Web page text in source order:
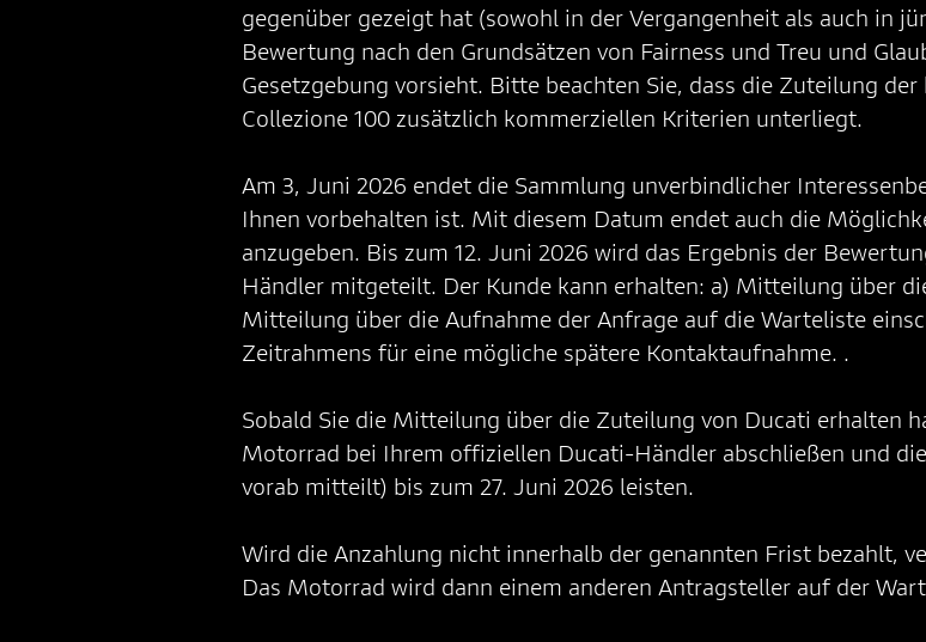
gegenüber gezeigt hat (sowohl in der Vergangenheit als auch in
Bewertung nach den Grundsätzen von Fairness und Treu und
Gesetzgebung vorsieht. Bitte beachten Sie, dass die Zuteilung
Collezione 100 zusätzlich kommerziellen Kriterien unterliegt.
Am 3, Juni 2026 endet die Sammlung unverbindlicher
Ihnen vorbehalten ist. Mit diesem Datum endet auch die
anzugeben. Bis zum 12. Juni 2026 wird das Ergebnis der
Händler mitgeteilt. Der Kunde kann erhalten: a) Mitteilung über
Mitteilung über die Aufnahme der Anfrage auf die Warteliste
Zeitrahmens für eine mögliche spätere Kontaktaufnahme. .
Sobald Sie die Mitteilung über die Zuteilung von Ducati erhalten
Motorrad bei Ihrem offiziellen Ducati-Händler abschließen und
vorab mitteilt) bis zum 27. Juni 2026 leisten.
Wird die Anzahlung nicht innerhalb der genannten Frist bezahlt,
Das Motorrad wird dann einem anderen Antragsteller auf der